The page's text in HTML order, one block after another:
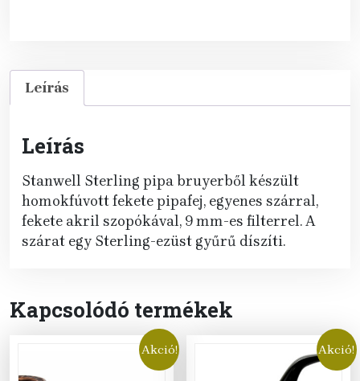
Leírás
Leírás
Stanwell Sterling pipa bruyerből készült
homokfúvott fekete pipafej, egyenes szárral,
fekete akril szopókával, 9 mm-es filterrel. A
szárat egy Sterling-ezüst gyűrű díszíti.
Kapcsolódó termékek
Akció! Akció!